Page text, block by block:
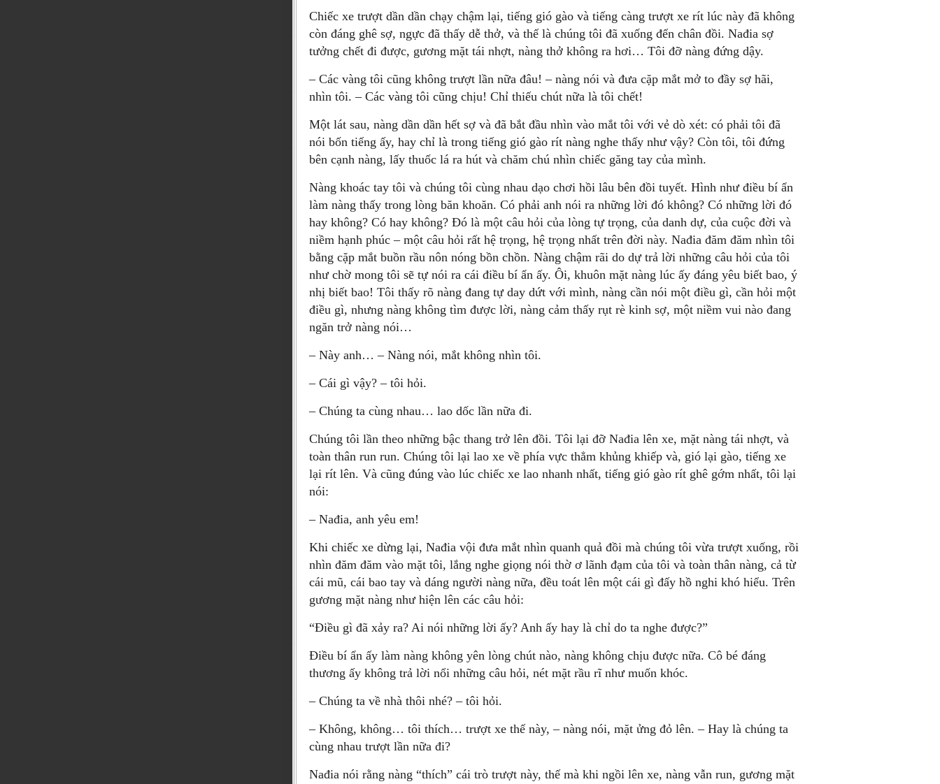
Chiếc xe trượt dần dần chạy chậm lại, tiếng gió gào và tiếng càng trượt xe rít lúc này đã không
còn đáng ghê sợ, ngực đã thấy dễ thở, và thế là chúng tôi đã xuống đến chân đồi. Nađia sợ
tưởng chết đi được, gương mặt tái nhợt, nàng thở không ra hơi… Tôi đỡ nàng đứng dậy.
– Các vàng tôi cũng không trượt lần nữa đâu! – nàng nói và đưa cặp mắt mở to đầy sợ hãi,
nhìn tôi. – Các vàng tôi cũng chịu! Chỉ thiếu chút nữa là tôi chết!
Một lát sau, nàng dần dần hết sợ và đã bắt đầu nhìn vào mắt tôi với vẻ dò xét: có phải tôi đã
nói bốn tiếng ấy, hay chỉ là trong tiếng gió gào rít nàng nghe thấy như vậy? Còn tôi, tôi đứng
bên cạnh nàng, lấy thuốc lá ra hút và chăm chú nhìn chiếc găng tay của mình.
Nàng khoác tay tôi và chúng tôi cùng nhau dạo chơi hồi lâu bên đồi tuyết. Hình như điều bí ẩn
làm nàng thấy trong lòng băn khoăn. Có phải anh nói ra những lời đó không? Có những lời đó
hay không? Có hay không? Đó là một câu hỏi của lòng tự trọng, của danh dự, của cuộc đời và
niềm hạnh phúc – một câu hỏi rất hệ trọng, hệ trọng nhất trên đời này. Nađia đăm đăm nhìn tôi
bằng cặp mắt buồn rầu nôn nóng bồn chồn. Nàng chậm rãi do dự trả lời những câu hỏi của tôi
như chờ mong tôi sẽ tự nói ra cái điều bí ẩn ấy. Ôi, khuôn mặt nàng lúc ấy đáng yêu biết bao, ý
nhị biết bao! Tôi thấy rõ nàng đang tự day dứt với mình, nàng cần nói một điều gì, cần hỏi một
điều gì, nhưng nàng không tìm được lời, nàng cảm thấy rụt rè kinh sợ, một niềm vui nào đang
ngăn trở nàng nói…
– Này anh… – Nàng nói, mắt không nhìn tôi.
– Cái gì vậy? – tôi hỏi.
– Chúng ta cùng nhau… lao dốc lần nữa đi.
Chúng tôi lần theo những bậc thang trở lên đồi. Tôi lại đỡ Nađia lên xe, mặt nàng tái nhợt, và
toàn thân run run. Chúng tôi lại lao xe về phía vực thẳm khủng khiếp và, gió lại gào, tiếng xe
lại rít lên. Và cũng đúng vào lúc chiếc xe lao nhanh nhất, tiếng gió gào rít ghê gớm nhất, tôi lại
nói:
– Nađia, anh yêu em!
Khi chiếc xe dừng lại, Nađia vội đưa mắt nhìn quanh quả đồi mà chúng tôi vừa trượt xuống, rồi
nhìn đăm đăm vào mặt tôi, lắng nghe giọng nói thờ ơ lãnh đạm của tôi và toàn thân nàng, cả từ
cái mũ, cái bao tay và dáng người nàng nữa, đều toát lên một cái gì đấy hồ nghi khó hiểu. Trên
gương mặt nàng như hiện lên các câu hỏi:
“Điều gì đã xảy ra? Ai nói những lời ấy? Anh ấy hay là chỉ do ta nghe được?”
Điều bí ẩn ấy làm nàng không yên lòng chút nào, nàng không chịu được nữa. Cô bé đáng
thương ấy không trả lời nổi những câu hỏi, nét mặt rầu rĩ như muốn khóc.
– Chúng ta về nhà thôi nhé? – tôi hỏi.
– Không, không… tôi thích… trượt xe thế này, – nàng nói, mặt ửng đỏ lên. – Hay là chúng ta
cùng nhau trượt lần nữa đi?
Nađia nói rằng nàng “thích” cái trò trượt này, thế mà khi ngồi lên xe, nàng vẫn run, gương mặt